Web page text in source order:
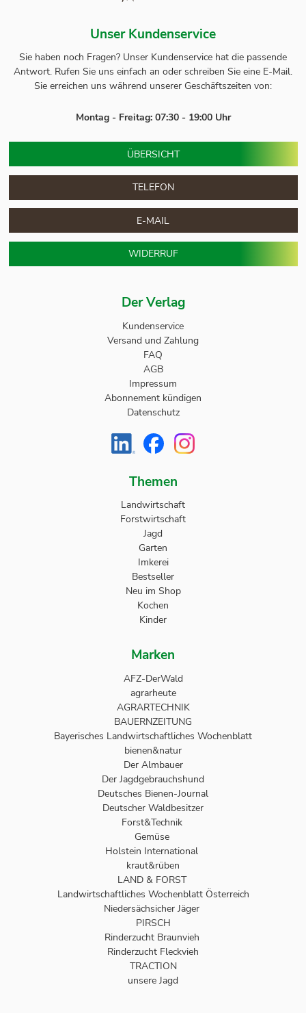
Der Verlag
Kundenservice
Versand und Zahlung
FAQ
AGB
Impressum
Abonnement kündigen
Datenschutz
Themen
Landwirtschaft
Forstwirtschaft
Jagd
Garten
Imkerei
Bestseller
Neu im Shop
Kochen
Kinder
Marken
AFZ-DerWald
agrarheute
AGRARTECHNIK
BAUERNZEITUNG
Bayerisches Landwirtschaftliches Wochenblatt
bienen&natur
Der Almbauer
Der Jagdgebrauchshund
Deutsches Bienen-Journal
Deutscher Waldbesitzer
Forst&Technik
Gemüse
Holstein International
kraut&rüben
LAND & FORST
Landwirtschaftliches Wochenblatt Österreich
Niedersächsicher Jäger
PIRSCH
Rinderzucht Braunvieh
Rinderzucht Fleckvieh
TRACTION
unsere Jagd
Unser Kundenservice
Sie haben noch Fragen? Unser Kundenservice hat die passende
Antwort. Rufen Sie uns einfach an oder schreiben Sie eine E-Mail.
Sie erreichen uns während unserer Geschäftszeiten von:
Montag - Freitag: 07:30 - 19:00 Uhr
ÜBERSICHT
TELEFON
E-MAIL
WIDERRUF